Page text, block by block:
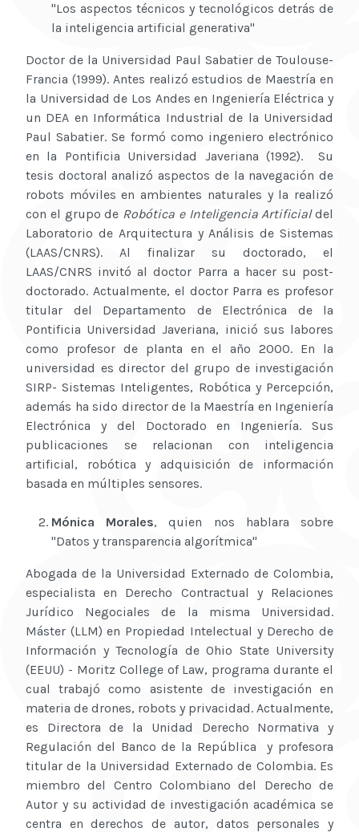
"Los aspectos técnicos y tecnológicos detrás de
la inteligencia artificial generativa"
Doctor de la Universidad Paul Sabatier de Toulouse-
Francia (1999). Antes realizó estudios de Maestría en
la Universidad de Los Andes en Ingeniería Eléctrica y
un DEA en Informática Industrial de la Universidad
Paul Sabatier. Se formó como ingeniero electrónico
en la Pontificia Universidad Javeriana (1992). Su
tesis doctoral analizó aspectos de la navegación de
robots móviles en ambientes naturales y la realizó
con el grupo de Robótica e Inteligencia Artificialdel
Laboratorio de Arquitectura y Análisis de Sistemas
(LAAS/CNRS). Al finalizar su doctorado, el
LAAS/CNRS invitó al doctor Parra a hacer su post-
doctorado. Actualmente, el doctor Parra es profesor
titular del Departamento de Electrónica de la
Pontificia Universidad Javeriana, inició sus labores
como profesor de planta en el año 2000. En la
universidad es director del grupo de investigación
SIRP- Sistemas Inteligentes, Robótica y Percepción,
además ha sido director de la Maestría en Ingeniería
Electrónica y del Doctorado en Ingeniería. Sus
publicaciones se relacionan con inteligencia
artificial, robótica y adquisición de información
basada en múltiples sensores.
Mónica Morales, quien nos hablara sobre
"Datos y transparencia algorítmica"
Abogada de la Universidad Externado de Colombia,
especialista en Derecho Contractual y Relaciones
Jurídico Negociales de la misma Universidad.
Máster (LLM) en Propiedad Intelectual y Derecho de
Información y Tecnología de Ohio State University
(EEUU) - Moritz College of Law, programa durante el
cual trabajó como asistente de investigación en
materia de drones, robots y privacidad. Actualmente,
es Directora de la Unidad Derecho Normativa y
Regulación del Banco de la República y profesora
titular de la Universidad Externado de Colombia. Es
miembro del Centro Colombiano del Derecho de
Autor y su actividad de investigación académica se
centra en derechos de autor, datos personales y